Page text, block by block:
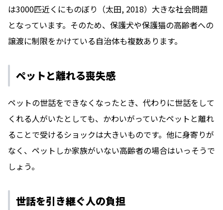
は3000匹近くにものぼり（太田, 2018）大きな社会問題
となっています。そのため、保護犬や保護猫の高齢者への
譲渡に制限をかけている自治体も複数あります。
ペットと離れる喪失感
ペットの世話をできなくなったとき、代わりに世話をして
くれる人がいたとしても、かわいがっていたペットと離れ
ることで受けるショックは大きいものです。他に身寄りが
なく、ペットしか家族がいない高齢者の場合はいっそうで
しょう。
世話を引き継ぐ人の負担